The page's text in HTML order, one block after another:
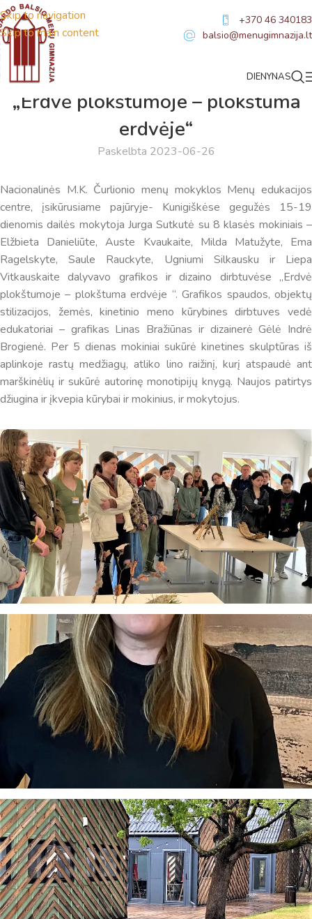
Skip to navigation
Skip to main content
+370 46 340183
balsio@menugimnazija.lt
DIENYNAS
„Erdvė plokštumoje – plokštuma
erdvėje“
Paskelbta 2023-06-26
Nacionalinės M.K. Čurlionio menų mokyklos Menų edukacijos
centre, įsikūrusiame pajūryje- Kunigiškėse gegužės 15-19
dienomis dailės mokytoja Jurga Sutkutė su 8 klasės mokiniais –
Elžbieta Danieliūte, Auste Kvaukaite, Milda Matužyte, Ema
Ragelskyte, Saule Rauckyte, Ugniumi Silkausku ir Liepa
Vitkauskaite dalyvavo grafikos ir dizaino dirbtuvėse „Erdvė
plokštumoje – plokštuma erdvėje “. Grafikos spaudos, objektų
stilizacijos, žemės, kinetinio meno kūrybines dirbtuves vedė
edukatoriai – grafikas Linas Bražiūnas ir dizainerė Gėlė Indrė
Brogienė. Per 5 dienas mokiniai sukūrė kinetines skulptūras iš
aplinkoje rastų medžiagų, atliko lino raižinį, kurį atspaudė ant
marškinėlių ir sukūrė autorinę monotipijų knygą. Naujos patirtys
džiugina ir įkvepia kūrybai ir mokinius, ir mokytojus.
Virtualus asistentas E. Balsio gimnazijos DI
Sveiki! Taip, aš esu virtualus. Tačiau dirbtinis intelektas
suteikia man galimybę ne tik analizuoti Jūsų klausimą, bet
dar tobulai atsimenu visą šioje svetainėje pateiktą
informaciją. Jei visgi man pritrūks išmanumo - pateiksiu
Jums reikiamus kontaktus, kur galėsite pasiklausti
atsakingo specialisto.